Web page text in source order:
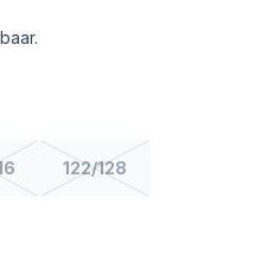
122/128